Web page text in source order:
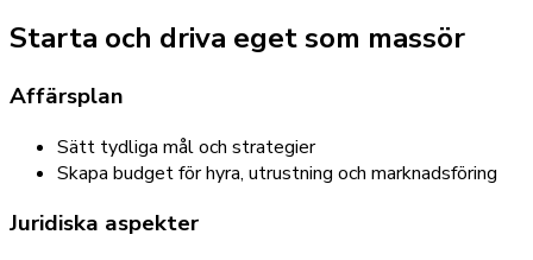
Starta och driva eget som massör
Affärsplan
Sätt tydliga mål och strategier
Skapa budget för hyra, utrustning och marknadsföring
Juridiska aspekter